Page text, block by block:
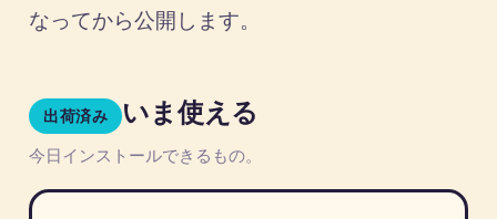
なってから公開します。
出荷済み いま使える
今日インストールできるもの。